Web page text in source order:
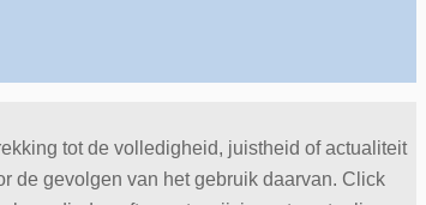
tot de volledigheid, juistheid of actualiteit
de gevolgen van het gebruik daarvan. Click